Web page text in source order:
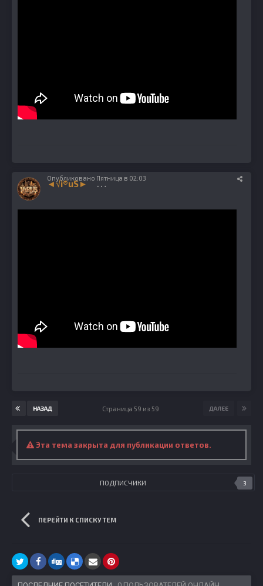
◄√i®uS► 1224
Опубликовано Пятница в 02:03
НАЗАД ДАЛЕЕ
Страница 59 из 59
Эта тема закрыта для публикации ответов.
ПОДПИСЧИКИ 3
ПЕРЕЙТИ К СПИСКУ ТЕМ